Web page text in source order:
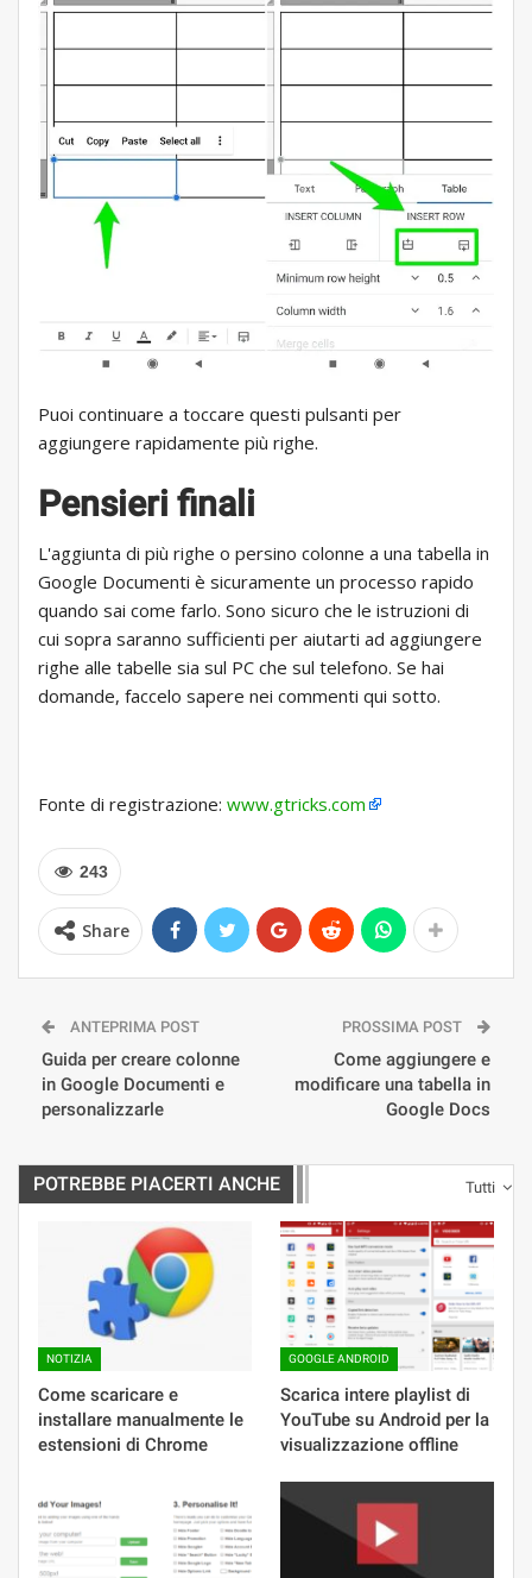
Puoi continuare a toccare questi pulsanti per
aggiungere rapidamente più righe.
Pensieri finali
L'aggiunta di più righe o persino colonne a una tabella in
Google Documenti è sicuramente un processo rapido
quando sai come farlo. Sono sicuro che le istruzioni di
cui sopra saranno sufficienti per aiutarti ad aggiungere
righe alle tabelle sia sul PC che sul telefono. Se hai
domande, faccelo sapere nei commenti qui sotto.
Fonte di registrazione: www.gtricks.com
243
Share
ANTEPRIMA POST
Guida per creare colonne
in Google Documenti e
personalizzarle
PROSSIMA POST
Come aggiungere e
modificare una tabella in
Google Docs
Tutti
POTREBBE PIACERTI ANCHE
NOTIZIA
Come scaricare e
installare manualmente le
estensioni di Chrome
GOOGLE ANDROID
Scarica intere playlist di
YouTube su Android per la
visualizzazione offline